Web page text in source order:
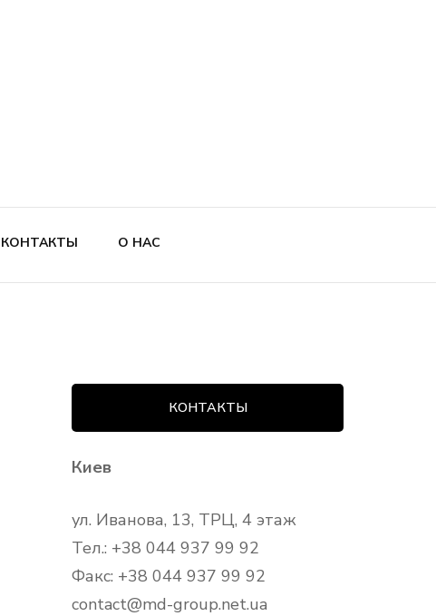
КОНТАКТЫ О НАС
КОНТАКТЫ
Киев
ул. Иванова, 13, ТРЦ, 4 этаж
Тел.: +38 044 937 99 92
Факс: +38 044 937 99 92
contact@md-group.net.ua